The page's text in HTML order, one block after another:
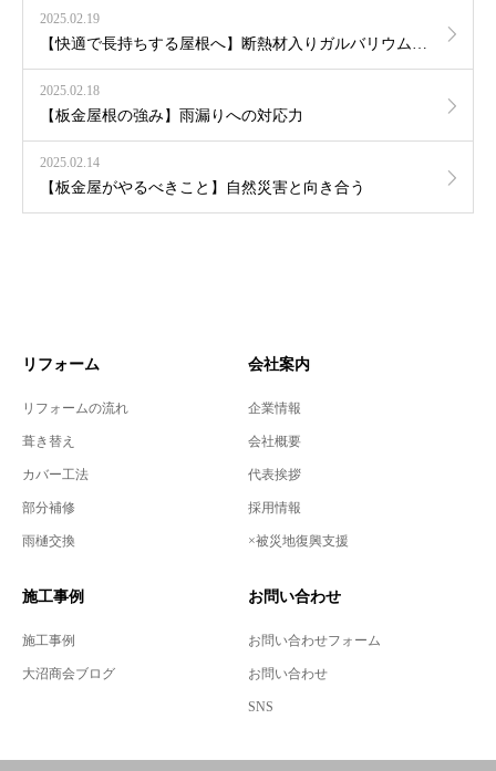
2025.02.19
2025.02.18
【板金屋根の強み】雨漏りへの対応力
2025.02.14
【板金屋がやるべきこと】自然災害と向き合う
リフォーム
リフォームの流れ
葺き替え
カバー工法
部分補修
雨樋交換
会社案内
企業情報
会社概要
代表挨拶
採用情報
×被災地復興支援
施工事例
施工事例
大沼商会ブログ
お問い合わせ
お問い合わせフォーム
お問い合わせ
SNS